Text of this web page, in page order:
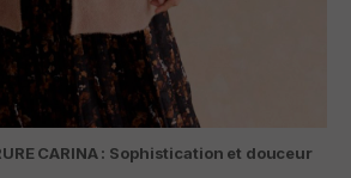
CARINA : Sophistication et douceur